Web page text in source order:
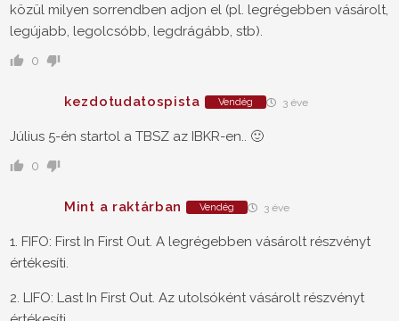
közül milyen sorrendben adjon el (pl. legrégebben vásárolt,
legújabb, legolcsóbb, legdrágább, stb).
0
kezdotudatospista Vendég 3 éve
Július 5-én startol a TBSZ az IBKR-en.. 🙂
0
Mint a raktárban Vendég 3 éve
1. FIFO: First In First Out. A legrégebben vásárolt részvényt
értékesíti.
2. LIFO: Last In First Out. Az utolsóként vásárolt részvényt